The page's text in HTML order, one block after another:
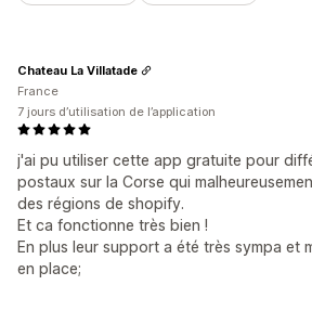
j'ai pu utiliser cette app gratuite pour
postaux sur la Corse qui
des régions de shopify.
Et ca fonctionne très bien !
En plus leur support a été très sympa et
en place;
Chateau La Villatade
France
7 jours d’utilisation de l’application